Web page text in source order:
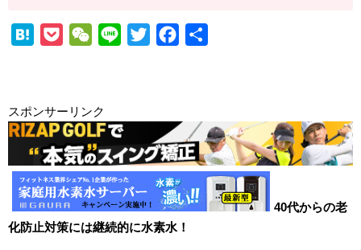
n
a
e
t
W
a
t
t
e
r
b
o
o
k
スポンサーリンク
40代からの老
化防止対策には継続的に水素水！